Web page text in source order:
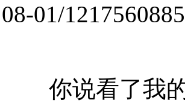
08-01/
你说看了我的